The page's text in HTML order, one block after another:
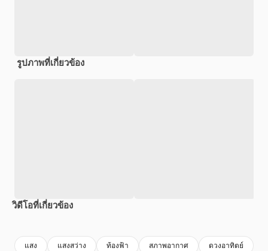
รูปภาพที่เกี่ยวข้อง
วิดีโอที่เกี่ยวข้อง
แสง แสงสว่าง ท้องฟ้า สภาพอากาศ ดวงอาทิตย์